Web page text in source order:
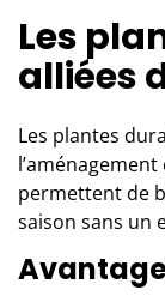
Les
alliées
Les plantes
permettent de
saison sans un